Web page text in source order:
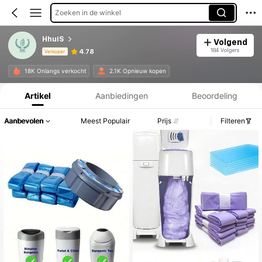
Zoeken in de winkel
HhuiS
Verkoper 4.78
Volgend
184 Volgers
18K Onlangs verkocht 2.1K Opnieuw kopen
Productinformatie: Prijsopenbaring, Verkoop- en Voorraadgegevens.
Artikel Aanbiedingen Beoordeling
Aanbevolen Meest Populair Prijs Filteren